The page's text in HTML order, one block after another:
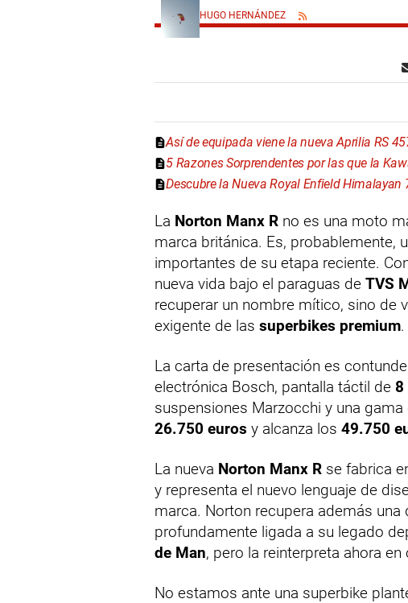
HUGO HERNÁNDEZ
Así de equipada viene la nueva Aprilia RS
5 Razones Sorprendentes por las que la
Descubre la Nueva Royal Enfield Himalayan
La Norton Manx R no es una moto
marca británica. Es, probablemente,
importantes de su etapa reciente.
nueva vida bajo el paraguas de TVS
recuperar un nombre mítico, sino de
exigente de las superbikes premium.
La carta de presentación es
electrónica Bosch, pantalla táctil de 8
suspensiones Marzocchi y una
26.750 euros y alcanza los 49.750
La nueva Norton Manx R se fabrica
y representa el nuevo lenguaje de
marca. Norton recupera además
profundamente ligada a su legado
de Man, pero la reinterpreta ahora en
No estamos ante una superbike